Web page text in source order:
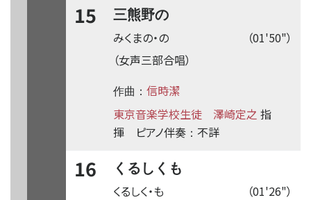
15 三熊野の
（01'50"）
みくまの・の
（女声三部合唱）
作曲： 信時潔
東京音楽学校生徒
澤崎定之 指
揮
ピアノ伴奏 ： 不詳
16 くるしくも
（01'26"）
くるしく・も